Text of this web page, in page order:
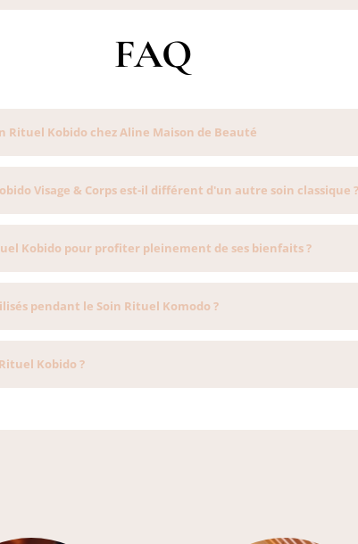
FAQ
Rituel Kobido chez Aline Maison de Beauté
Visage & Corps est-il différent d'un autre soin classique ?
Kobido pour profiter pleinement de ses bienfaits ?
pendant le Soin Rituel Komodo ?
Kobido ?